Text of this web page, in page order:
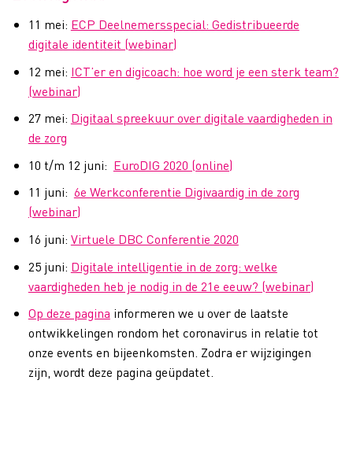
11 mei: ECP Deelnemersspecial: Gedistribueerde
digitale identiteit (webinar)
12 mei: ICT’er en digicoach: hoe word je een sterk team?
(webinar)
27 mei: Digitaal spreekuur over digitale vaardigheden in
de zorg
10 t/m 12 juni: EuroDIG 2020 (online)
11 juni: 6e Werkconferentie Digivaardig in de zorg
(webinar)
16 juni: Virtuele DBC Conferentie 2020
25 juni: Digitale intelligentie in de zorg: welke
vaardigheden heb je nodig in de 21e eeuw? (webinar)
Op deze pagina informeren we u over de laatste
ontwikkelingen rondom het coronavirus in relatie tot
onze events en bijeenkomsten. Zodra er wijzigingen
zijn, wordt deze pagina geüpdatet.